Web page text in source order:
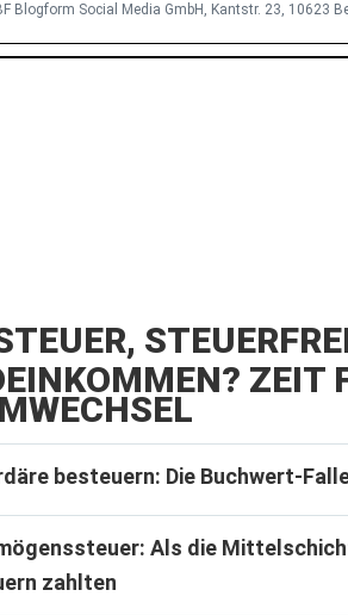
Blogform Social Media GmbH, Kantstr. 23, 10623
ZEIT
besteuern: Die Buchwert-
Als die
zahlten